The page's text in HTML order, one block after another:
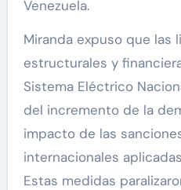
Venezuela.
Miranda expuso que las
estructurales y
Sistema Eléctrico
del incremento de la
impacto de las
internacionales
Estas medidas